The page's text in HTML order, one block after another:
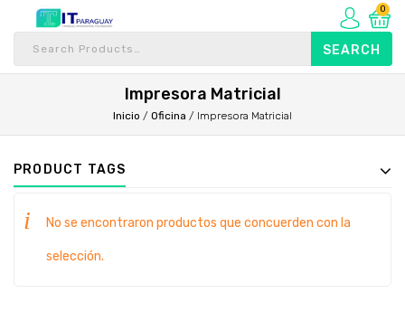
0
Impresora Matricial
Inicio / Oficina / Impresora Matricial
PRODUCT TAGS
No se encontraron productos que concuerden con la
selección.